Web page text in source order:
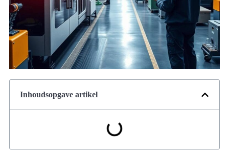
Inhoudsopgave artikel